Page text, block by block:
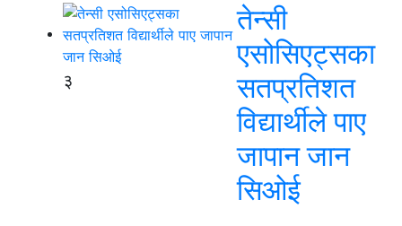
३
तेन्सी
एसोसिएट्सका
सतप्रतिशत
विद्यार्थीले पाए
जापान जान
सिओई